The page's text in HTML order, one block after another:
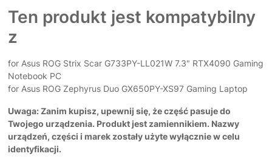
Ten produkt jest kompatybilny
z
for Asus ROG Strix Scar G733PY-LL021W 7.3" RTX4090 Gaming
Notebook PC
for Asus ROG Zephyrus Duo GX650PY-XS97 Gaming Laptop
Uwaga: Zanim kupisz, upewnij się, że część pasuje do
Twojego urządzenia. Produkt jest zamiennikiem. Nazwy
urządzeń, części i marek zostały użyte wyłącznie w celu
identyfikacji.